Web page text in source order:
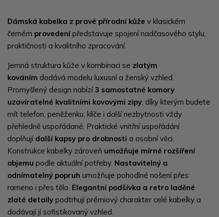
Dámská kabelka z pravé přírodní kůže v klasickém
černém provedenípředstavuje spojení nadčasového stylu,
praktičnosti a kvalitního zpracování.
Jemná struktura kůže v kombinaci se zlatým
kováním dodává modelu luxusní a ženský vzhled.
Promyšlený design nabízí3 samostatné komory
uzavíratelné kvalitními kovovými zipy , díky kterým budete
mít telefon, peněženku, klíče i další nezbytnosti vždy
přehledně uspořádané. Praktické vnitřní uspořádání
doplňují další kapsy pro drobnosti a osobní věci.
Konstrukce kabelky zároveň umožňuje mírné rozšíření
objemu podle aktuální potřeby. Nastavitelný a
odnímatelný popruh umožňuje pohodlné nošení přes
rameno i přes tělo. Elegantní podšívka a retro laděné
zlaté detaily podtrhují prémiový charakter celé kabelky a
dodávají jí sofistikovaný vzhled.